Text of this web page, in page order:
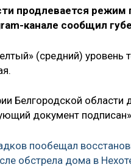
продлевается
канале сообщил
(средний) уровень
Белгородской области
документ
пообещал
обстрела дома в